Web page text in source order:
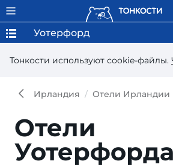
Тонкости используют сookie-файлы.
Уотерфорд
Ирландия Отели Ирландии
Отели
Уотерфорда